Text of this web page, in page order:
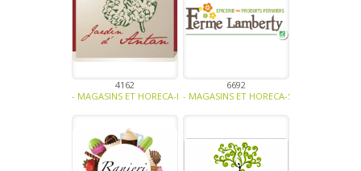
4162
- MAGASINS ET HORECA-FRUITS-LÉGUMES-VOLAILLE - OEUFS-
6692
- MAGASINS ET HORECA-SPÉCIAL FÊTES-